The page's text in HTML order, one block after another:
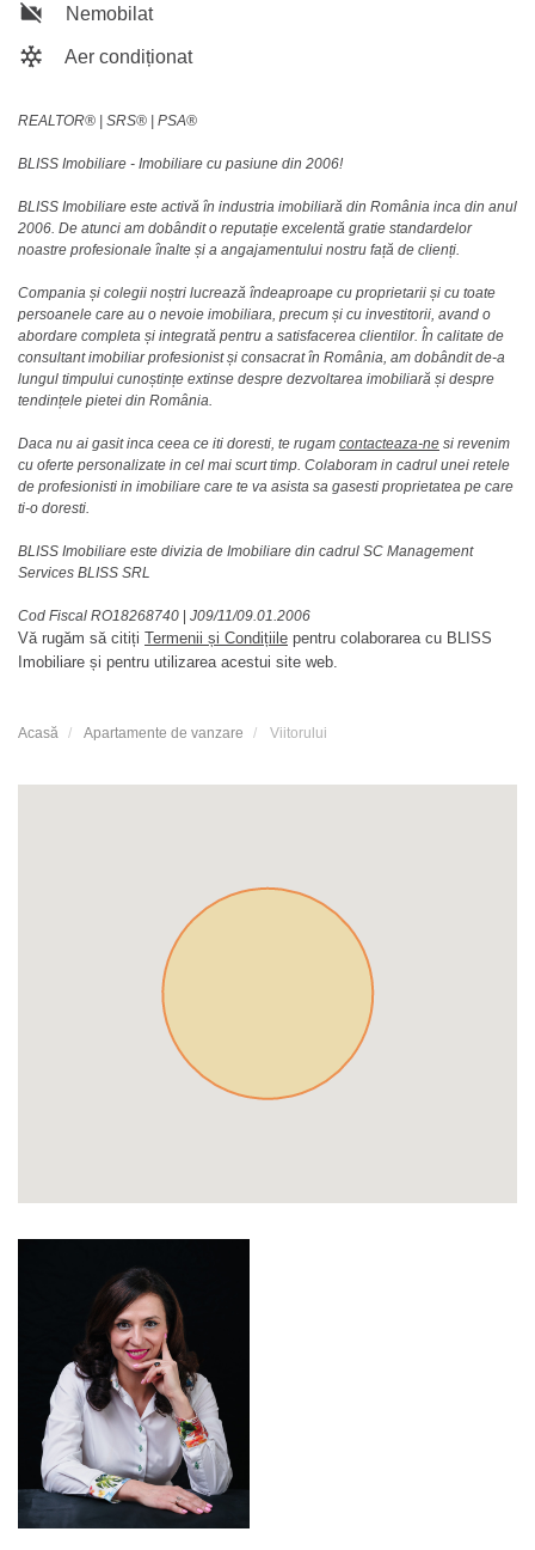
Nemobilat
Aer condiționat
REALTOR®️ | SRS®️ | PSA®️
BLISS Imobiliare - Imobiliare cu pasiune din 2006!
BLISS Imobiliare este activă în industria imobiliară din România inca din anul
2006. De atunci am dobândit o reputație excelentă gratie standardelor
noastre profesionale înalte și a angajamentului nostru față de clienți.
Compania și colegii noștri lucrează îndeaproape cu proprietarii și cu toate
persoanele care au o nevoie imobiliara, precum și cu investitorii, avand o
abordare completa și integrată pentru a satisfacerea clientilor. În calitate de
consultant imobiliar profesionist și consacrat în România, am dobândit de-a
lungul timpului cunoștințe extinse despre dezvoltarea imobiliară și despre
tendințele pietei din România.
Daca nu ai gasit inca ceea ce iti doresti, te rugam contacteaza-ne si revenim
cu oferte personalizate in cel mai scurt timp. Colaboram in cadrul unei retele
de profesionisti in imobiliare care te va asista sa gasesti proprietatea pe care
ti-o doresti.
BLISS Imobiliare este divizia de Imobiliare din cadrul SC Management
Services BLISS SRL
Cod Fiscal RO18268740 | J09/11/09.01.2006
Vă rugăm să citiți Termenii și Condițiile pentru colaborarea cu BLISS
Imobiliare și pentru utilizarea acestui site web.
Acasă Apartamente de vanzare Viitorului